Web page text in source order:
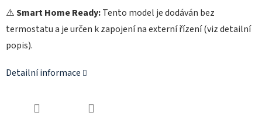
⚠️Smart Home Ready:Tento model je dodáván bez
termostatu a je určen k zapojení na externí řízení (viz detailní
popis).
Detailní informace